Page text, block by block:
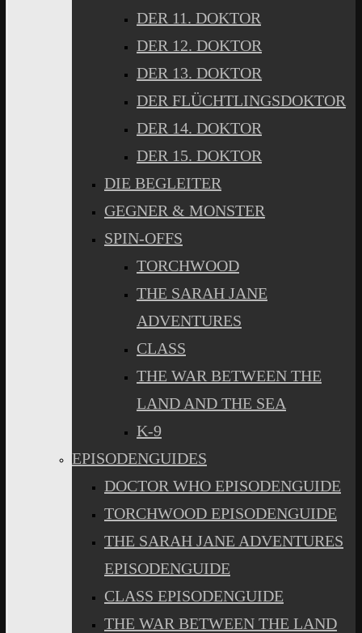
DER 11. DOKTOR
DER 12. DOKTOR
DER 13. DOKTOR
DER FLÜCHTLINGSDOKTOR
DER 14. DOKTOR
DER 15. DOKTOR
DIE BEGLEITER
GEGNER & MONSTER
SPIN-OFFS
TORCHWOOD
THE SARAH JANE
ADVENTURES
CLASS
THE WAR BETWEEN THE
LAND AND THE SEA
K-9
EPISODENGUIDES
DOCTOR WHO EPISODENGUIDE
TORCHWOOD EPISODENGUIDE
THE SARAH JANE ADVENTURES
EPISODENGUIDE
CLASS EPISODENGUIDE
THE WAR BETWEEN THE LAND